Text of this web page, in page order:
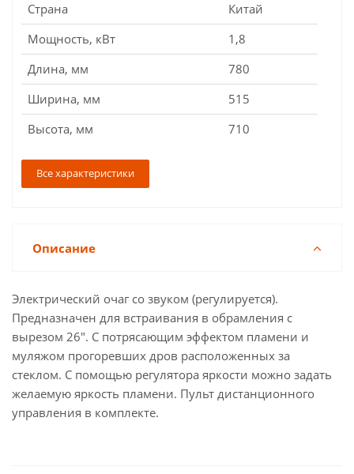
Страна
Китай
Мощность, кВт
1,8
Длина, мм
780
Ширина, мм
515
Высота, мм
710
Все характеристики
Описание
Электрический очаг со звуком (регулируется).
Предназначен для встраивания в обрамления с
вырезом 26". С потрясающим эффектом пламени и
муляжом прогоревших дров расположенных за
стеклом. С помощью регулятора яркости можно задать
желаемую яркость пламени. Пульт дистанционного
управления в комплекте.